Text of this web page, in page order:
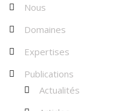
Nous
Domaines
Expertises
Publications
Actualités